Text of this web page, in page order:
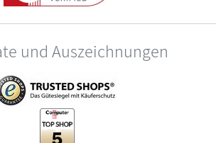
und Auszeichnungen